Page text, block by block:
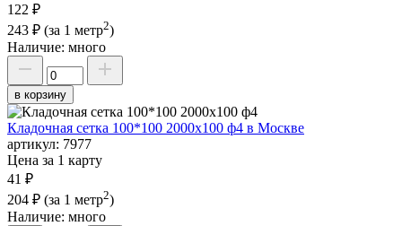
122 ₽
243 ₽ (за 1 метр2)
Наличие: много
в корзину
Кладочная сетка 100*100 2000х100 ф4 в Москве
артикул: 7977
Цена за 1 карту
41 ₽
204 ₽ (за 1 метр2)
Наличие: много